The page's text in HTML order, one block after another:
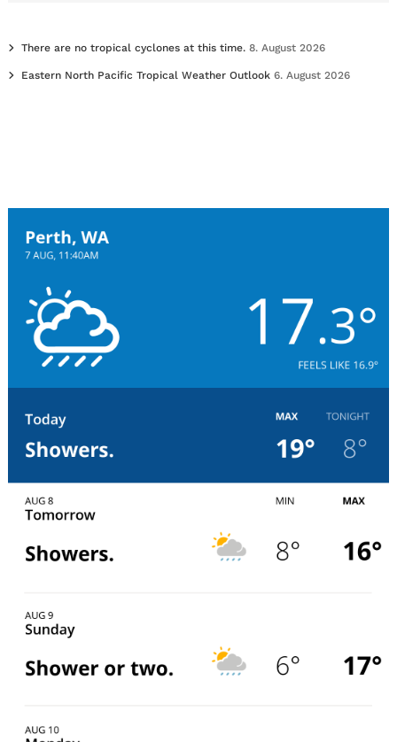
There are no tropical cyclones at this time. 8. August 2026
Eastern North Pacific Tropical Weather Outlook 6. August 2026